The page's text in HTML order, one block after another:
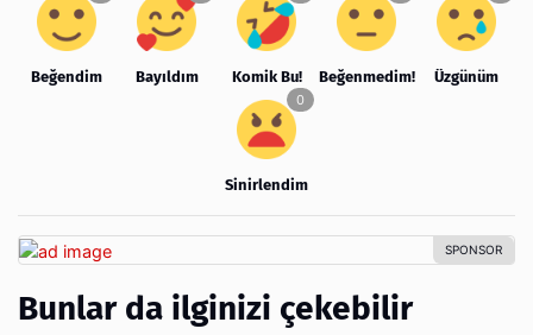
Beğendim Bayıldım Komik Bu! Beğenmedim! Üzgünüm
Sinirlendim
Bunlar da ilginizi çekebilir